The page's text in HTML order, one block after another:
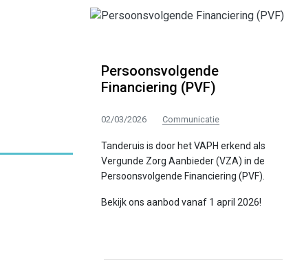
Persoonsvolgende
Financiering (PVF)
02/03/2026 Communicatie
Tanderuis is door het VAPH erkend als
Vergunde Zorg Aanbieder (VZA) in de
Persoonsvolgende Financiering (PVF).
Bekijk ons aanbod vanaf 1 april 2026!